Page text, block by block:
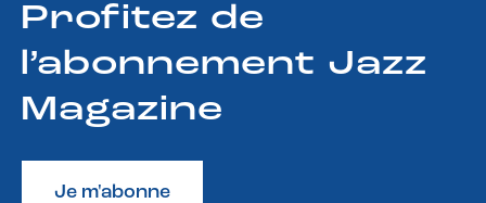
Profitez de
l’abonnement Jazz
Magazine
Je m'abonne